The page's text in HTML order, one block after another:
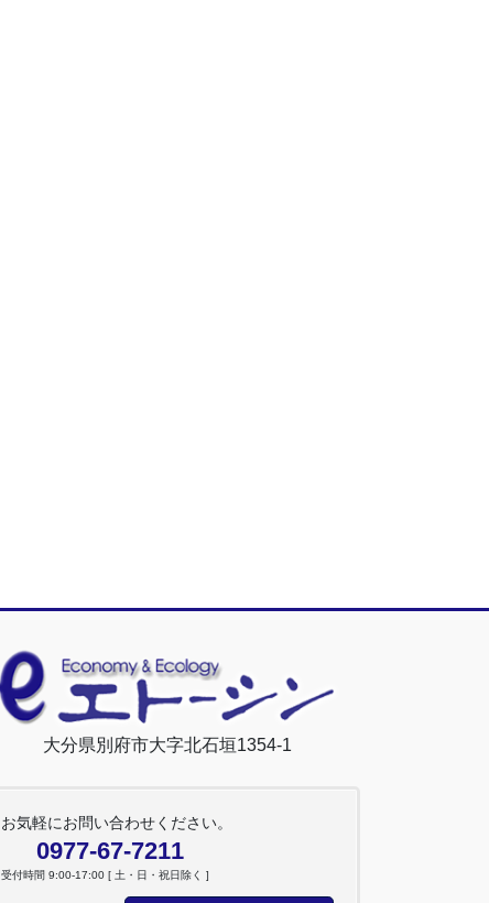
大分県別府市大字北石垣1354-1
お気軽にお問い合わせください。
0977-67-7211
受付時間 9:00-17:00 [ 土・日・祝日除く ]